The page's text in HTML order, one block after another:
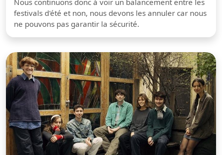
Nous continuons donc à voir un balancement entre les
festivals d'été et non, nous devons les annuler car nous
ne pouvons pas garantir la sécurité.